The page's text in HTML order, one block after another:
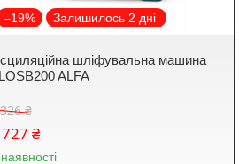
–19% Залишилось 2 дні
шліфувальна машина
ALFA
₴
₴